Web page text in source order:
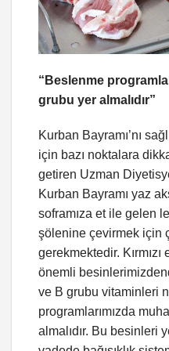
“Beslenme
grubu yer almalıdır”
Kurban Bayramı’nı
için bazı noktalara
getiren Uzman
Kurban Bayramı yaz
soframıza et ile gelen
şölenine çevirmek için
gerekmektedir.
önemli
ve B grubu vitaminleri
programlarımızda
almalıdır. Bu besinleri